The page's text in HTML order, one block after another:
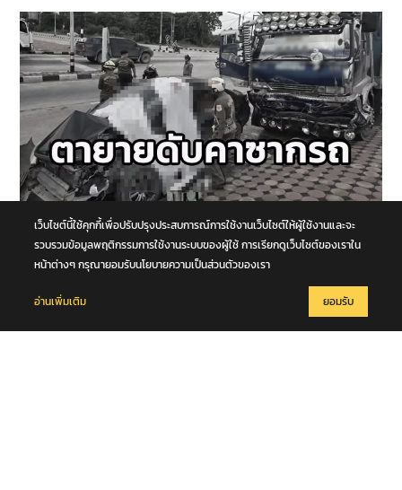
8 สิงหาคม 2569
รถนั่งส่วนบุคคลชนกับรถบรรทุก กลางทางแยกหน้าโคก คุณตา-คุณยาย
เสียชีวิตในซากรถ จ.พระนครศรีอยุธยา
เว็บไซต์นี้ใช้คุกกี้เพื่อปรับปรุงประสบการณ์การใช้งานเว็บไซต์ให้ผู้ใช้งานและจะ
รวบรวมข้อมูลพฤติกรรมการใช้งานระบบของผู้ใช้ การเรียกดูเว็บไซต์ของเราใน
หน้าต่างๆ กรุณายอมรับนโยบายความเป็นส่วนตัวของเรา
อ่านเพิ่มเติม ยอมรับ